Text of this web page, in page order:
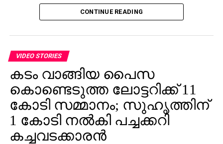
ഏതാണ്ടിതുപോലെയൊക്കെയാണ്.
RELATED TOPICS: ARTICLE
UP NEXT
ഇവരും ഭൂമിയുടെ അവകാശികള്‍
DON'T MISS
കസ്‌കറിന്റെയും കൂട്ടാളികളുടെയും കസ്റ്റഡി
കാലാവധി നീട്ടി
ഏജന്‍സികളുടെയോ പേരില്‍ വ്യാജ ജോലി
ലിസ്റ്റിംഗുകള്‍ സൃഷ്ടിക്കപ്പെടുന്നു. ഇരകളോട്
ആവശ്യപ്പെടുന്നതാണ് സാധാരണ രീതി. ചിലര്‍
മാല്‍വെയര്‍ ഇന്‍സ്റ്റാള്‍ ചെയ്യാനോ ഡാറ്റ
മോഷ്ടിക്കാനോ ലക്ഷ്യമിട്ടുള്ള വ്യാജ അഭിമുഖ
സോഫ്റ്റ്‌വെയറുകളും അയക്കുന്നു. ഇത്തരം തട്ടിപ്പുകള്‍
വ്യക്തികള്‍ക്കും സ്ഥാപനങ്ങള്‍ക്കും ഗുരുതരമായ
ഭീഷണിയാണെന്ന് ഗൂഗിള്‍ മുന്നറിയിപ്പ് നല്‍കി.
നിയമാനുസൃത തൊഴിലുടമകള്‍ ഒരിക്കലും സാമ്പത്തിക
വിവരങ്ങളോ പേയ്‌മെന്റെ് ആവശ്യങ്ങളോ
CONTINUE READING
VIDEO STORIES
കടം വാങ്ങിയ പൈസ
കൊണ്ടെടുത്ത ലോട്ടറിക്ക് 11
കോടി സമ്മാനം; സുഹൃത്തിന്
1 കോടി നല്‍കി പച്ചക്കറി
കച്ചവടക്കാരന്‍